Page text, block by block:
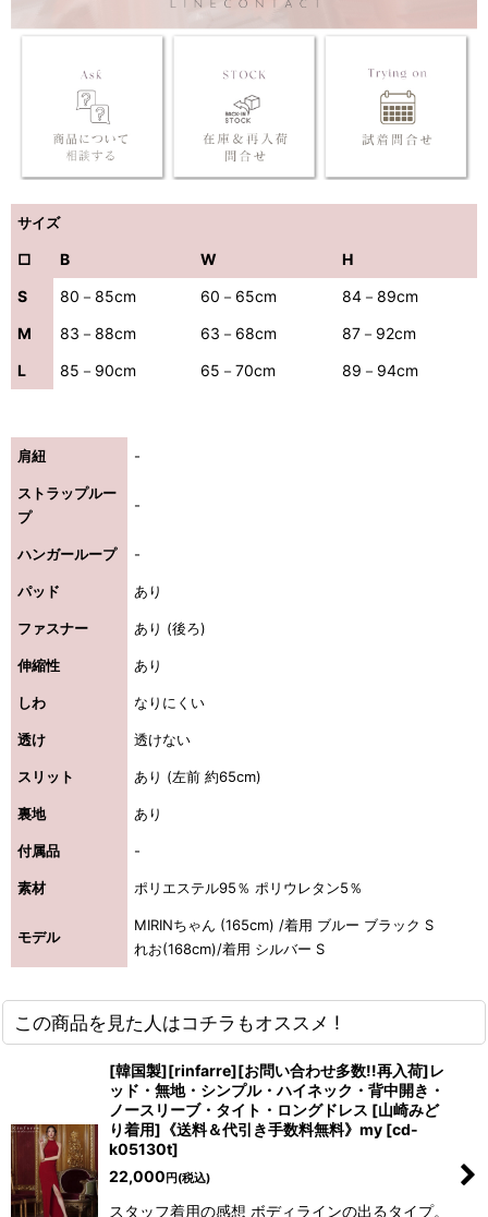
サイズ
□ B W
H
S
80－85cm 60－65cm
84－89cm
M
83－88cm 63－68cm
87－92cm
L
85－90cm 65－70cm 89－94cm
肩紐 -
ストラップルー
プ
-
ハンガーループ -
パッド あり
ファスナー あり (後ろ)
伸縮性 あり
しわ なりにくい
透け 透けない
スリット あり (左前 約65cm)
裏地 あり
付属品 -
素材 ポリエステル95％ ポリウレタン5％
モデル
MIRINちゃん (165cm) /着用 ブルー ブラック S
れお(168cm)/着用 シルバー S
この商品を見た人はコチラもオススメ !
[韓国製][rinfarre][お問い合わせ多数!!再入荷]レ
ッド・無地・シンプル・ハイネック・背中開き・
ノースリーブ・タイト・ロングドレス [山崎みど
り着用]《送料＆代引き手数料無料》my [cd-
k05130t]
22,000 円 (税込)
スタッフ着用の感想 ボディラインの出るタイプ。